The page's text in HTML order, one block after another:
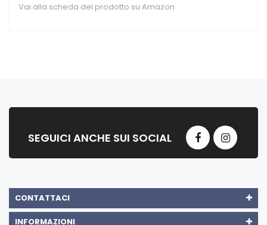
Vai alla scheda del prodotto su Amazon
SEGUICI ANCHE SUI SOCIAL
CONTATTACI
INFORMAZIONI